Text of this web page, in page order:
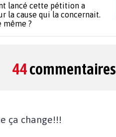
lancé cette pétition a
la cause qui la concernait.
même ?
44commentaires
ça change!!!